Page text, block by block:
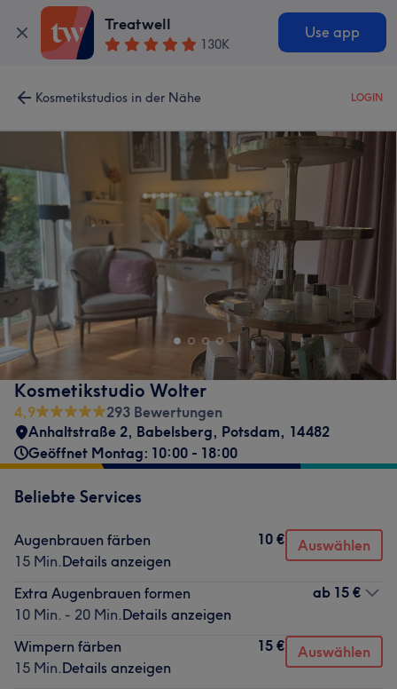
Treatwell
130K
Use app
Kosmetikstudios in der Nähe LOGIN
Kosmetikstudio Wolter
4,9
293 Bewertungen
Anhaltstraße 2, Babelsberg, Potsdam, 14482
Geöffnet Montag: 10:00 - 18:00
Beliebte Services
Augenbrauen färben
15 Min.Details anzeigen
10 € Auswählen
Extra Augenbrauen formen
10 Min. - 20 Min.Details anzeigen
ab 15 €
Wimpern färben
15 Min.Details anzeigen
15 € Auswählen